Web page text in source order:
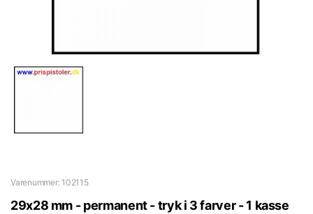
Varenummer: 102115
29x28 mm - permanent - tryk i 3 farver - 1 kasse